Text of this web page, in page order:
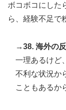
ボコボコにした
ら、経験不足で
→38. 海外の
一理あるけど
不利な状況か
こともあるか